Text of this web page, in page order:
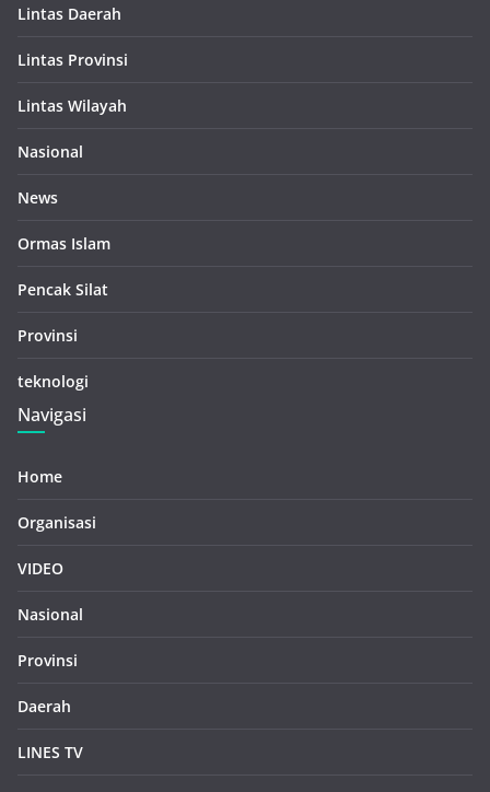
Lintas Daerah
Lintas Provinsi
Lintas Wilayah
Nasional
News
Ormas Islam
Pencak Silat
Provinsi
teknologi
Navigasi
Home
Organisasi
VIDEO
Nasional
Provinsi
Daerah
LINES TV